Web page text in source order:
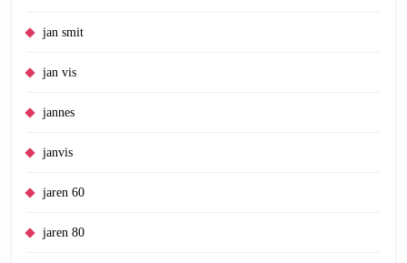
jan smit
jan vis
jannes
janvis
jaren 60
jaren 80